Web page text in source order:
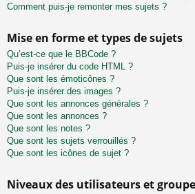
Comment puis-je remonter mes sujets ?
Mise en forme et types de sujets
Qu’est-ce que le BBCode ?
Puis-je insérer du code HTML ?
Que sont les émoticônes ?
Puis-je insérer des images ?
Que sont les annonces générales ?
Que sont les annonces ?
Que sont les notes ?
Que sont les sujets verrouillés ?
Que sont les icônes de sujet ?
Niveaux des utilisateurs et